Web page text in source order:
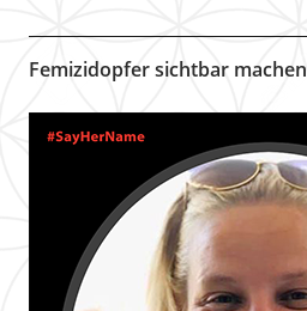
Femizidopfer sichtbar machen